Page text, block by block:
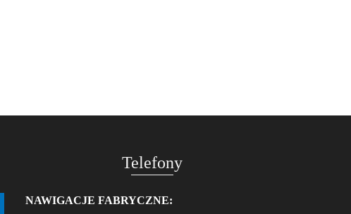
Telefony
NAWIGACJE FABRYCZNE: